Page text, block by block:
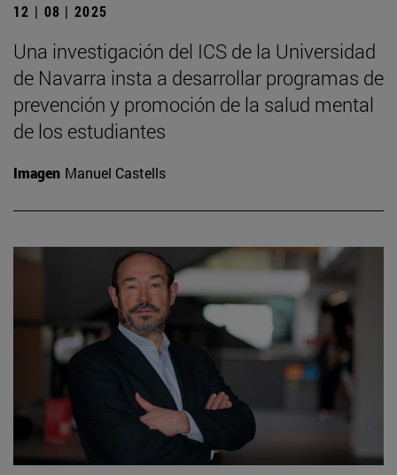
12 | 08 | 2025
Una investigación del ICS de la Universidad
de Navarra insta a desarrollar programas de
prevención y promoción de la salud mental
de los estudiantes
Imagen Manuel Castells